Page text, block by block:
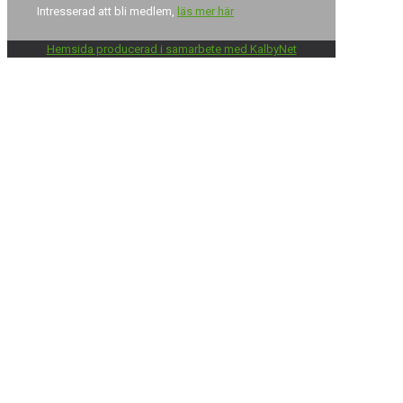
Intresserad att bli medlem, läs mer här
Hemsida producerad i samarbete med KalbyNet